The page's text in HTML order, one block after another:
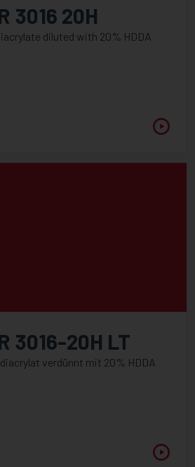
3016 20H
diluted with 20% HDDA
3016-20H LT
verdünnt mit 20% HDDA